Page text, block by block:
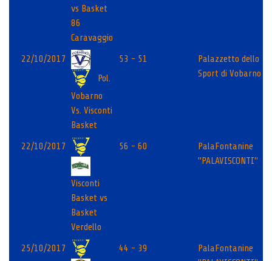
vs Basket
86
Caravaggio
22/10/2017
Pol.
Vobarno
Vs. Visconti
Basket
53 - 51
Palazzetto dello
Sport di Vobarno
22/10/2017
Visconti
Basket vs
Basket
Verdello
56 - 60
PalaFontanine
"PALAVISCONTI"
25/10/2017 44 - 39
PalaFontanine